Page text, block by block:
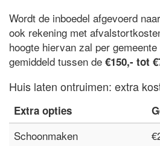
Wordt de inboedel afgevoerd
ook rekening met
hoogte hiervan zal per
gemiddeld tussen de €150,- tot
Huis laten ontruimen: extra
Extra opties
Schoonmaken